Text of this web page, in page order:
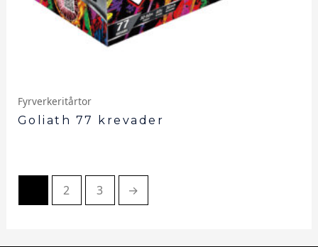
Fyrverkeritårtor
Goliath 77 krevader
2 3 →